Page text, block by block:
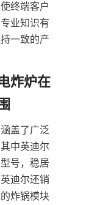
终端客户
业知识有
一致的产
炸炉在
盖了广泛
中英迪尔
号，稳居
迪尔还销
炸锅模块